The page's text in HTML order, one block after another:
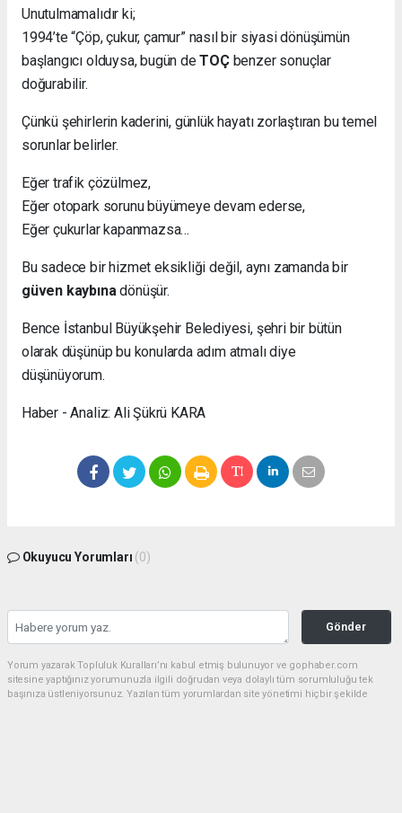
Unutulmamalıdır ki;
1994’te “Çöp, çukur, çamur” nasıl bir siyasi dönüşümün
başlangıcı olduysa, bugün deTOÇbenzer sonuçlar
doğurabilir.
Çünkü şehirlerin kaderini, günlük hayatı zorlaştıran bu temel
sorunlar belirler.
Eğer trafik çözülmez,
Eğer otopark sorunu büyümeye devam ederse,
Eğer çukurlar kapanmazsa…
Bu sadece bir hizmet eksikliği değil, aynı zamanda bir
güven kaybına dönüşür.
Bence İstanbul Büyükşehir Belediyesi, şehri bir bütün
olarak düşünüp bu konularda adım atmalı diye
düşünüyorum.
Haber - Analiz: Ali Şükrü KARA
Okuyucu Yorumları (0)
Gönder
Yorum yazarak Topluluk Kuralları’nı kabul etmiş bulunuyor ve gophaber.com
sitesine yaptığınız yorumunuzla ilgili doğrudan veya dolaylı tüm sorumluluğu tek
başınıza üstleniyorsunuz. Yazılan tüm yorumlardan site yönetimi hiçbir şekilde